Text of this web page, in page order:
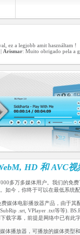
ez a legjobb amit használtam !
Arismar: Muito obrigado pela a
HD 和 AVC
多万多媒体用户。我们的免
如今，你终于可以在最低系统
费媒体电影播放器产品，由于
SubRip .srt, VPlayer .txt等等
载字幕，前提是网络中已有此
体播放器，可播放的媒体类型